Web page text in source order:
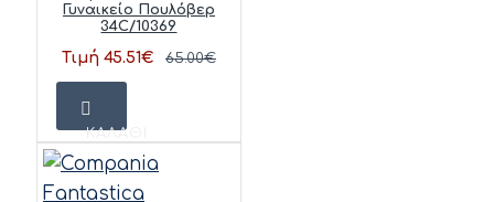
Γυναικείο Πουλόβερ
34C/10369
Τιμή 45.51€ 65.00€
ΚΑΛΆΘΙ